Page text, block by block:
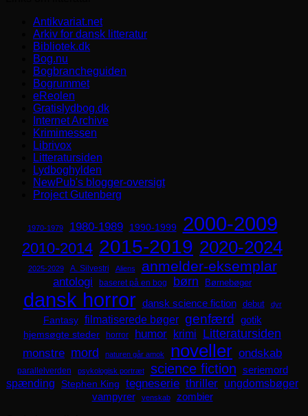
Antikvariat.net
Arkiv for dansk litteratur
Bibliotek.dk
Bog.nu
Bogbrancheguiden
Bogrummet
eReolen
Gratislydbog.dk
Internet Archive
Krimimessen
Librivox
Litteratursiden
Lydboghylden
NewPub's blogger-oversigt
Project Gutenberg
1970-1979 1980-1989 1990-1999 2000-2009
2010-2014 2015-2019 2020-2024
2025-2029 A. Silvestri Aliens anmelder-eksemplar
antologi baseret på en bog børn Børnebøger
dansk horror dansk science fiction debut dyr
Fantasy filmatiserede bøger genfærd
gotik
hjemsøgte steder
horror humor krimi Litteratursiden
monstre mord naturen går amok noveller ondskab
parallelverden psykologisk portræt science fiction seriemord
spænding Stephen King tegneserie thriller ungdomsbøger
vampyrer venskab
zombier